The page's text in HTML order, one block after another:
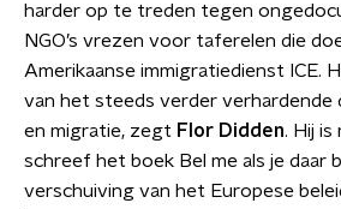
harder op te treden tegen
NGO’s vrezen voor taferelen die
Amerikaanse immigratiedienst ICE.
van het steeds verder verhardende
en migratie, zegt Flor Didden. Hij
schreef het boek Bel me als je daar
verschuiving van het Europese